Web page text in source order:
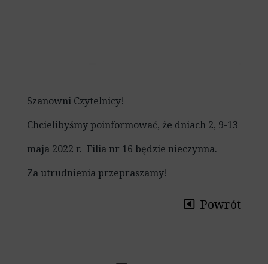
Szanowni Czytelnicy!
Chcielibyśmy poinformować, że dniach 2, 9-13
maja 2022 r. Filia nr 16 będzie nieczynna.
Za utrudnienia przepraszamy!
Powrót